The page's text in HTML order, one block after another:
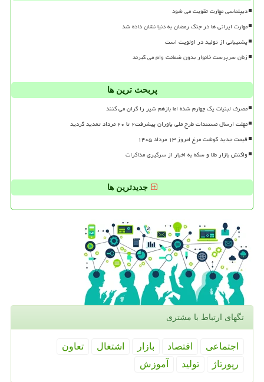
دیپلماسی مهارت تقویت می شود
مهارت ایرانی ها در جنگ رمضان به دنیا نشان داده شد
پشتیبانی از تولید در اولویت است
زنان سرپرست خانوار بدون ضمانت وام می گیرند
پربحث ترین ها
مصرف لبنیات یک چهارم شده اما بازهم شیر را گران می کنند
مهلت ارسال مستندات طرح ملی یاوران پیشرفت۲ تا ۲۰ مرداد تمدید گردید
قیمت جدید گوشت مرغ امروز ۱۳ مرداد ۱۴۰۵
واکنش بازار طلا و سکه به اخبار از سرگیری مذاکرات
جدیدترین ها
تگهای ارتباط با مشتری
اجتماعی اقتصاد بازار اشتغال
تعاون
رپورتاژ
تولید آموزش